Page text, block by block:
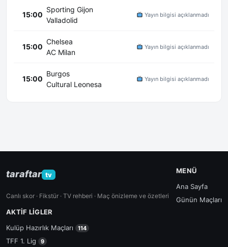
15:00
Sporting Gijon
Valladolid
Yayın bilgisi açıklanmadı
15:00
Chelsea
AC Milan
Yayın bilgisi açıklanmadı
15:00
Burgos
Cultural Leonesa
Yayın bilgisi açıklanmadı
taraftar tv
Canlı skor · Fikstür · TV rehberi · Maç önizleme ve özetleri
MENÜ
Ana Sayfa
Günün Maçları
AKTIF LIGLER
Kulüp Hazırlık Maçları
114
TFF 1. Lig 9